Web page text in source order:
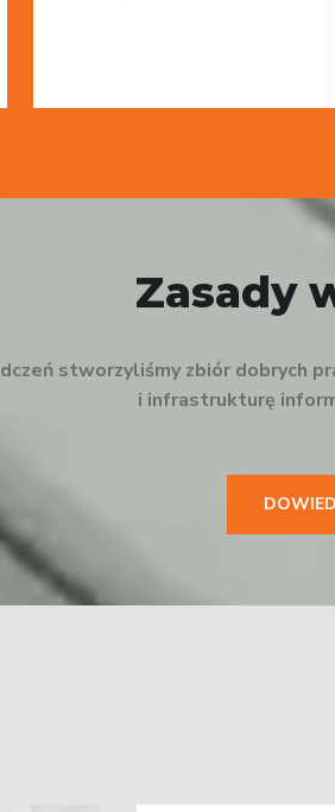
Zasady
stworzyliśmy zbiór dobrych
i infrastrukturę